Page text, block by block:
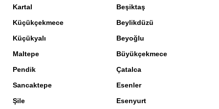
Kartal
Küçükçekmece
Küçükyalı
Maltepe
Pendik
Sancaktepe
Şile
Beşiktaş
Beylikdüzü
Beyoğlu
Büyükçekmece
Çatalca
Esenler
Esenyurt